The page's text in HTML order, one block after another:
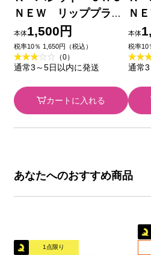
ＮＥＷ リッププラン
パー ０４ ＿ クオレ
本体1,500円
税率10％ 1,650円（税込）
（0）
通常3～5日以内に発送
カートに入れる
Ｎ
パ
本体
税率10
通常
あなたへのおすすめ商品
1点限り